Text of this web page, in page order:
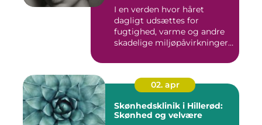
I en verden hvor håret
dagligt udsættes for
fugtighed, varme og andre
skadelige miljøpåvirkninger,
02. apr
Skønhedsklinik i Hillerød:
Skønhed og velvære